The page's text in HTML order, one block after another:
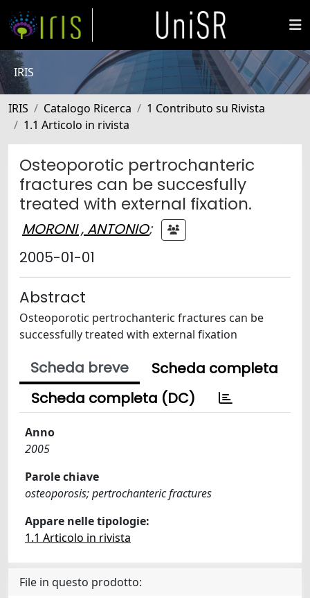
IRIS
IRIS Catalogo Ricerca
1 Contributo su Rivista
1.1 Articolo in rivista
Osteoporotic pertrochanteric
fractures can be succesfully
treated with external fixation.
MORONI , ANTONIO;
2005-01-01
Abstract
Osteoporotic pertrochanteric fractures can be
successfully treated with external fixation
Scheda breve
Scheda completa
Scheda completa (DC)
Anno
2005
Parole chiave
osteoporosis; pertrochanteric fractures
Appare nelle tipologie:
1.1 Articolo in rivista
File in questo prodotto: